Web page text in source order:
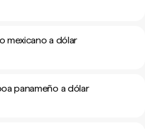
mexicano a dólar
panameño a dólar